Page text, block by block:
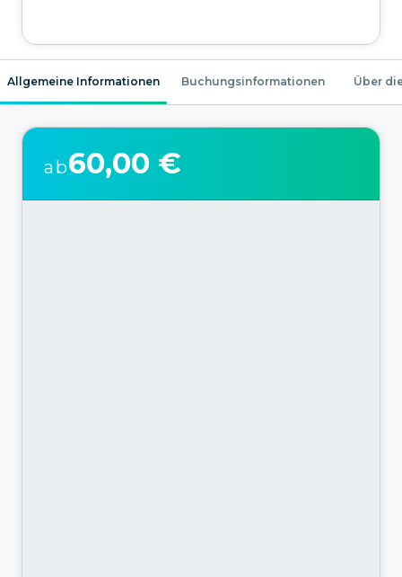
Allgemeine Informationen Buchungsinformationen Über
ab60,00 €